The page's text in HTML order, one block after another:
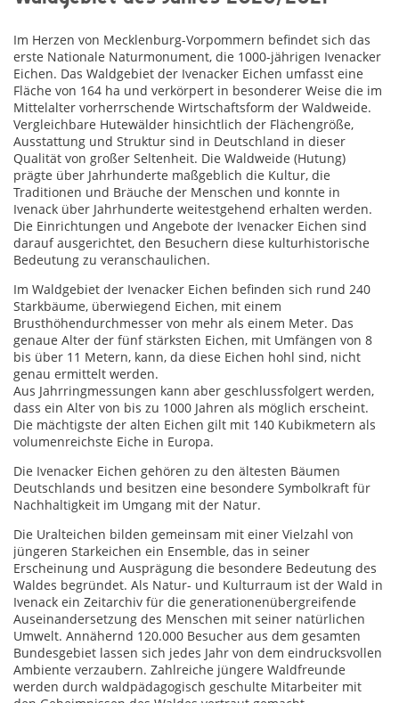
Im Herzen von Mecklenburg-Vorpommern befindet sich das
erste Nationale Naturmonument, die 1000-jährigen Ivenacker
Eichen. Das Waldgebiet der Ivenacker Eichen umfasst eine
Fläche von 164 ha und verkörpert in besonderer Weise die im
Mittelalter vorherrschende Wirtschaftsform der Waldweide.
Vergleichbare Hutewälder hinsichtlich der Flächengröße,
Ausstattung und Struktur sind in Deutschland in dieser
Qualität von großer Seltenheit. Die Waldweide (Hutung)
prägte über Jahrhunderte maßgeblich die Kultur, die
Traditionen und Bräuche der Menschen und konnte in
Ivenack über Jahrhunderte weitestgehend erhalten werden.
Die Einrichtungen und Angebote der Ivenacker Eichen sind
darauf ausgerichtet, den Besuchern diese kulturhistorische
Bedeutung zu veranschaulichen.
Im Waldgebiet der Ivenacker Eichen befinden sich rund 240
Starkbäume, überwiegend Eichen, mit einem
Brusthöhendurchmesser von mehr als einem Meter. Das
genaue Alter der fünf stärksten Eichen, mit Umfängen von 8
bis über 11 Metern, kann, da diese Eichen hohl sind, nicht
genau ermittelt werden.
Aus Jahrringmessungen kann aber geschlussfolgert werden,
dass ein Alter von bis zu 1000 Jahren als möglich erscheint.
Die mächtigste der alten Eichen gilt mit 140 Kubikmetern als
volumenreichste Eiche in Europa.
Die Ivenacker Eichen gehören zu den ältesten Bäumen
Deutschlands und besitzen eine besondere Symbolkraft für
Nachhaltigkeit im Umgang mit der Natur.
Die Uralteichen bilden gemeinsam mit einer Vielzahl von
jüngeren Starkeichen ein Ensemble, das in seiner
Erscheinung und Ausprägung die besondere Bedeutung des
Waldes begründet. Als Natur- und Kulturraum ist der Wald in
Ivenack ein Zeitarchiv für die generationenübergreifende
Auseinandersetzung des Menschen mit seiner natürlichen
Umwelt. Annähernd 120.000 Besucher aus dem gesamten
Bundesgebiet lassen sich jedes Jahr von dem eindrucksvollen
Ambiente verzaubern. Zahlreiche jüngere Waldfreunde
werden durch waldpädagogisch geschulte Mitarbeiter mit